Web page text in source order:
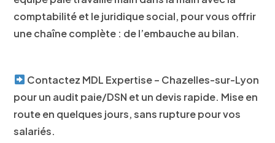
comptabilitéet lejuridique social, pour vous offrir
une chaîne complète : de l’embauche au bilan.
Contactez MDL Expertise – Chazelles-sur-Lyon
pour un audit paie/DSN et un devis rapide. Mise en
route en quelques jours, sans rupture pour vos
salariés.